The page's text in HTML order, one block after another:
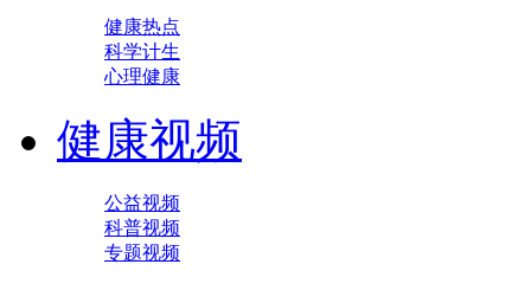
健康热点
科学计生
心理健康
健康视频
公益视频
科普视频
专题视频